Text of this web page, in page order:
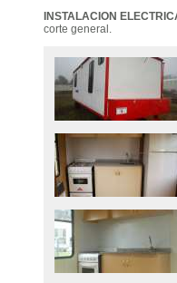
INSTALACION
corte general.